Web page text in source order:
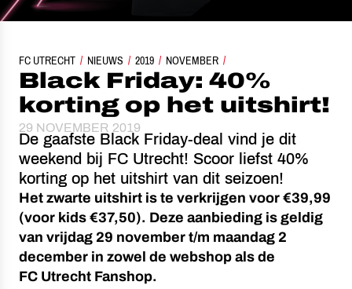
FC UTRECHT NIEUWS 2019 NOVEMBER
BLACK FRIDAY: 40% KORTING OP HET UITSHIRT!
Black Friday: 40%
korting op het uitshirt!
29 NOVEMBER 2019
De gaafste Black Friday-deal vind je dit
weekend bij FC Utrecht! Scoor liefst 40%
korting op het uitshirt van dit seizoen!
Het zwarte uitshirt is te verkrijgen voor €39,99
(voor kids €37,50). Deze aanbieding is geldig
van vrijdag 29 november t/m maandag 2
december in zowel de webshop als de
FC Utrecht Fanshop.